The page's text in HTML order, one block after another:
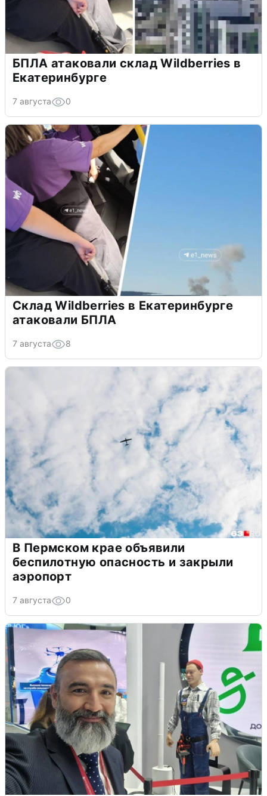
БПЛА атаковали склад Wildberries в
Екатеринбурге
7 августа 0
Склад Wildberries в Екатеринбурге
атаковали БПЛА
7 августа 8
В Пермском крае объявили
беспилотную опасность и закрыли
аэропорт
7 августа 0